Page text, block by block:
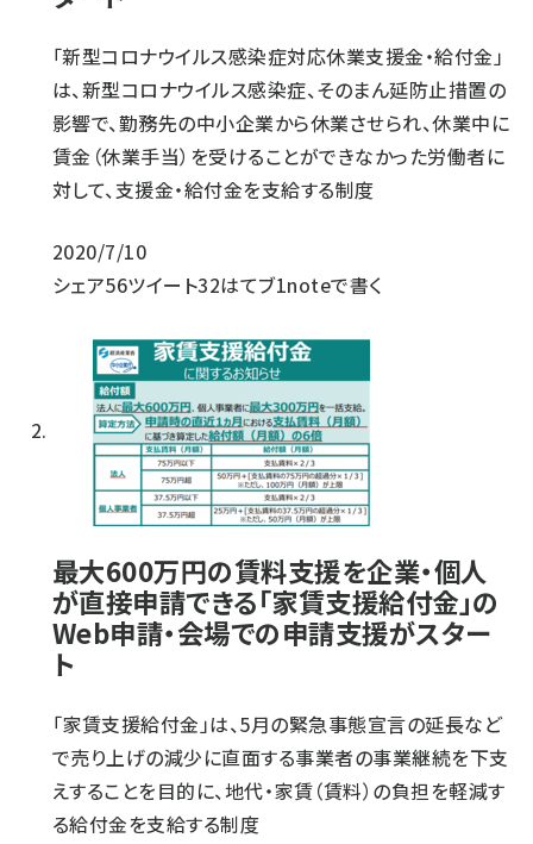
「新型コロナウイルス感染症対応休業支援金・給付金」
は、新型コロナウイルス感染症、そのまん延防止措置の
影響で、勤務先の中小企業から休業させられ、休業中に
賃金（休業手当）を受けることができなかった労働者に
対して、支援金・給付金を支給する制度
2020/7/10
シェア56ツイート32はてブ1noteで書く
最大600万円の賃料支援を企業・個人
が直接申請できる「家賃支援給付金」の
Web申請・会場での申請支援がスター
ト
「家賃支援給付金」は、5月の緊急事態宣言の延長など
で売り上げの減少に直面する事業者の事業継続を下支
えすることを目的に、地代・家賃（賃料）の負担を軽減す
る給付金を支給する制度